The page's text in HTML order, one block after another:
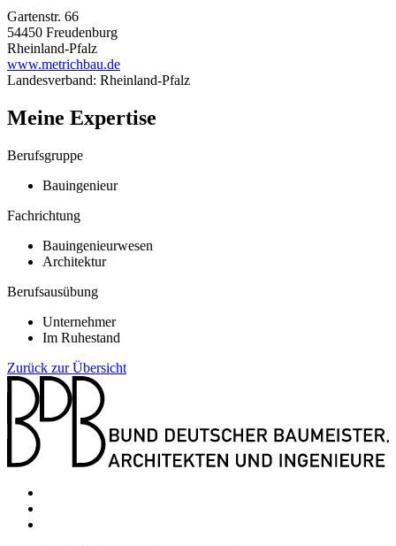
Gartenstr. 66
54450 Freudenburg
Rheinland-Pfalz
www.metrichbau.de
Landesverband: Rheinland-Pfalz
Meine Expertise
Berufsgruppe
Bauingenieur
Fachrichtung
Bauingenieurwesen
Architektur
Berufsausübung
Unternehmer
Im Ruhestand
Zurück zur Übersicht